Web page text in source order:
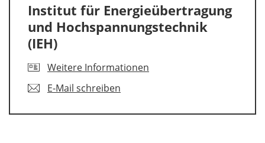
Institut für Energieübertragung
und Hochspannungstechnik
(IEH)
Weitere Informationen
E-Mail schreiben